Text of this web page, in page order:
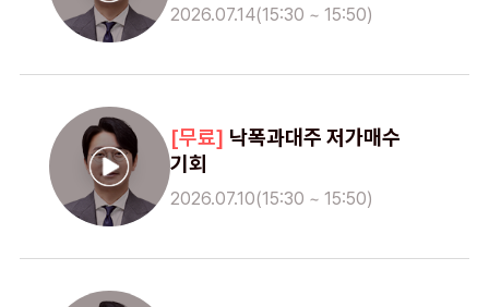
2026.07.14(15:30 ~ 15:50)
낙폭과대주 저가매수
기회
2026.07.10(15:30 ~ 15:50)